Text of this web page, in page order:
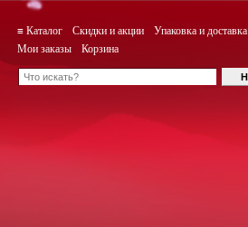
≡ Каталог Скидки и акции Упаковка и доставка
Мои заказы
Корзина